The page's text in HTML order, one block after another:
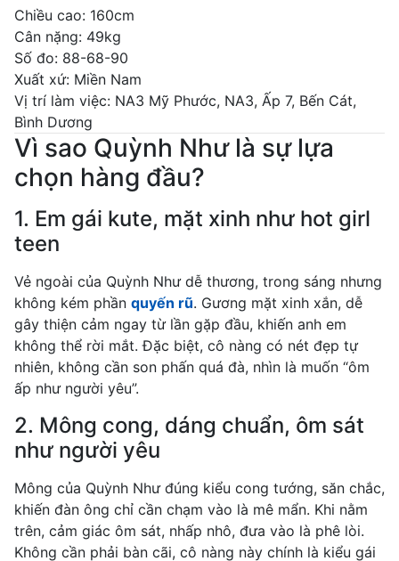
Chiều cao: 160cm
Cân nặng: 49kg
Số đo: 88-68-90
Xuất xứ: Miền Nam
Vị trí làm việc: NA3 Mỹ Phước, NA3, Ấp 7, Bến Cát,
Bình Dương
Vì sao Quỳnh Như là sự lựa
chọn hàng đầu?
1. Em gái kute, mặt xinh như hot girl
teen
Vẻ ngoài của Quỳnh Như dễ thương, trong sáng nhưng
không kém phần quyến rũ. Gương mặt xinh xắn, dễ
gây thiện cảm ngay từ lần gặp đầu, khiến anh em
không thể rời mắt. Đặc biệt, cô nàng có nét đẹp tự
nhiên, không cần son phấn quá đà, nhìn là muốn “ôm
ấp như người yêu”.
2. Mông cong, dáng chuẩn, ôm sát
như người yêu
Mông của Quỳnh Như đúng kiểu cong tướng, săn chắc,
khiến đàn ông chỉ cần chạm vào là mê mẩn. Khi nằm
trên, cảm giác ôm sát, nhấp nhô, đưa vào là phê lòi.
Không cần phải bàn cãi, cô nàng này chính là kiểu gái